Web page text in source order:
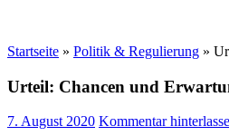
Startseite » Politik & Regulierung »
Urteil: Chancen und
7. August 2020 Kommentar